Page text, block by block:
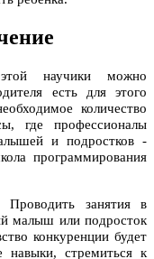
научики можно
есть для этого
количество
где профессионалы
и подростков -
программирования
Проводить занятия в
малыш или подросток
конкуренции будет
навыки, стремиться к